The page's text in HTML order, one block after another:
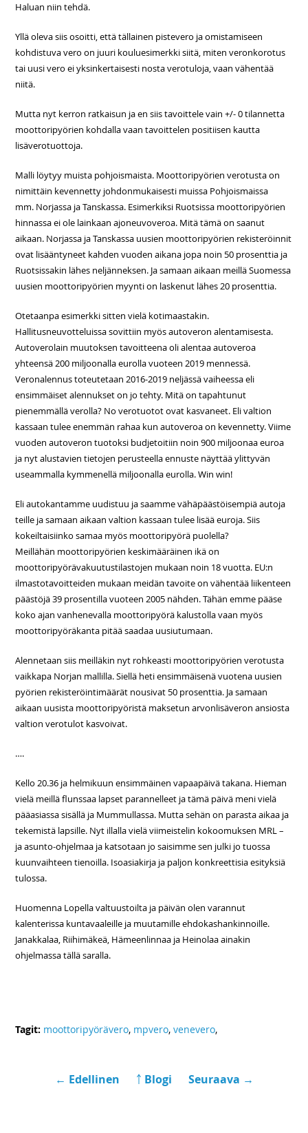
Haluan niin tehdä.
Yllä oleva siis osoitti, että tällainen pistevero ja omistamiseen
kohdistuva vero on juuri kouluesimerkki siitä, miten veronkorotus
tai uusi vero ei yksinkertaisesti nosta verotuloja, vaan vähentää
niitä.
Mutta nyt kerron ratkaisun ja en siis tavoittele vain +/- 0 tilannetta
moottoripyörien kohdalla vaan tavoittelen positiisen kautta
lisäverotuottoja.
Malli löytyy muista pohjoismaista. Moottoripyörien verotusta on
nimittäin kevennetty johdonmukaisesti muissa Pohjoismaissa
mm. Norjassa ja Tanskassa. Esimerkiksi Ruotsissa moottoripyörien
hinnassa ei ole lainkaan ajoneuvoveroa. Mitä tämä on saanut
aikaan. Norjassa ja Tanskassa uusien moottoripyörien rekisteröinnit
ovat lisääntyneet kahden vuoden aikana jopa noin 50 prosenttia ja
Ruotsissakin lähes neljänneksen. Ja samaan aikaan meillä Suomessa
uusien moottoripyörien myynti on laskenut lähes 20 prosenttia.
Otetaanpa esimerkki sitten vielä kotimaastakin.
Hallitusneuvotteluissa sovittiin myös autoveron alentamisesta.
Autoverolain muutoksen tavoitteena oli alentaa autoveroa
yhteensä 200 miljoonalla eurolla vuoteen 2019 mennessä.
Veronalennus toteutetaan 2016-2019 neljässä vaiheessa eli
ensimmäiset alennukset on jo tehty. Mitä on tapahtunut
pienemmällä verolla? No verotuotot ovat kasvaneet. Eli valtion
kassaan tulee enemmän rahaa kun autoveroa on kevennetty. Viime
vuoden autoveron tuotoksi budjetoitiin noin 900 miljoonaa euroa
ja nyt alustavien tietojen perusteella ennuste näyttää ylittyvän
useammalla kymmenellä miljoonalla eurolla. Win win!
Eli autokantamme uudistuu ja saamme vähäpäästöisempiä autoja
teille ja samaan aikaan valtion kassaan tulee lisää euroja. Siis
kokeiltaisiinko samaa myös moottoripyörä puolella?
Meillähän moottoripyörien keskimääräinen ikä on
moottoripyörävakuutustilastojen mukaan noin 18 vuotta. EU:n
ilmastotavoitteiden mukaan meidän tavoite on vähentää liikenteen
päästöjä 39 prosentilla vuoteen 2005 nähden. Tähän emme pääse
koko ajan vanhenevalla moottoripyörä kalustolla vaan myös
moottoripyöräkanta pitää saadaa uusiutumaan.
Alennetaan siis meilläkin nyt rohkeasti moottoripyörien verotusta
vaikkapa Norjan mallilla. Siellä heti ensimmäisenä vuotena uusien
pyörien rekisteröintimäärät nousivat 50 prosenttia. Ja samaan
aikaan uusista moottoripyöristä maksetun arvonlisäveron ansiosta
valtion verotulot kasvoivat.
….
Kello 20.36 ja helmikuun ensimmäinen vapaapäivä takana. Hieman
vielä meillä flunssaa lapset parannelleet ja tämä päivä meni vielä
pääasiassa sisällä ja Mummullassa. Mutta sehän on parasta aikaa ja
tekemistä lapsille. Nyt illalla vielä viimeistelin kokoomuksen MRL –
ja asunto-ohjelmaa ja katsotaan jo saisimme sen julki jo tuossa
kuunvaihteen tienoilla. Isoasiakirja ja paljon konkreettisia esityksiä
tulossa.
Huomenna Lopella valtuustoilta ja päivän olen varannut
kalenterissa kuntavaaleille ja muutamille ehdokashankinnoille.
Janakkalaa, Riihimäkeä, Hämeenlinnaa ja Heinolaa ainakin
ohjelmassa tällä saralla.
Tagit: moottoripyörävero, mpvero,venevero,
← Edellinen ￪ Blogi Seuraava →